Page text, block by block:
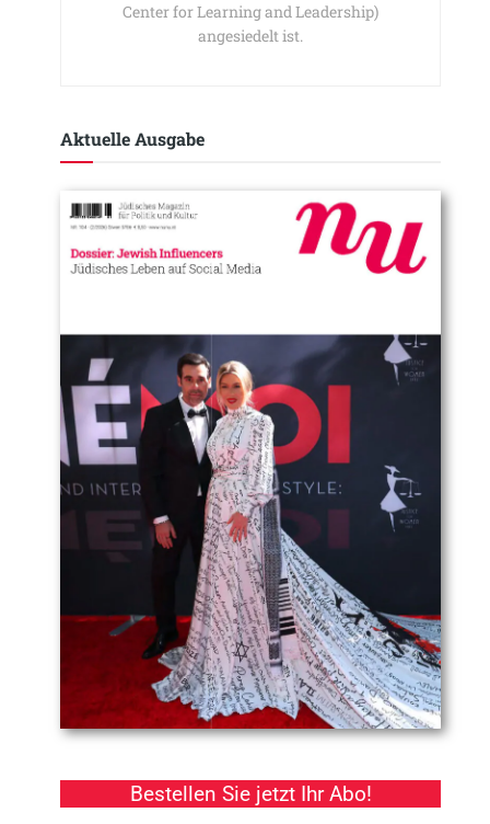
Center for Learning and Leadership)
angesiedelt ist.
Aktuelle Ausgabe​
Bestellen Sie jetzt Ihr Abo!